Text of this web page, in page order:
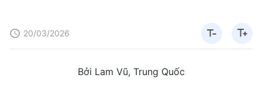
20/03/2026
Bởi Lam Vũ, Trung Quốc